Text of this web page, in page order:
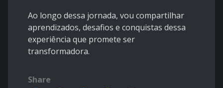
Ao longo dessa jornada, vou compartilhar
aprendizados, desafios e conquistas dessa
experiência que promete ser
transformadora.
Share